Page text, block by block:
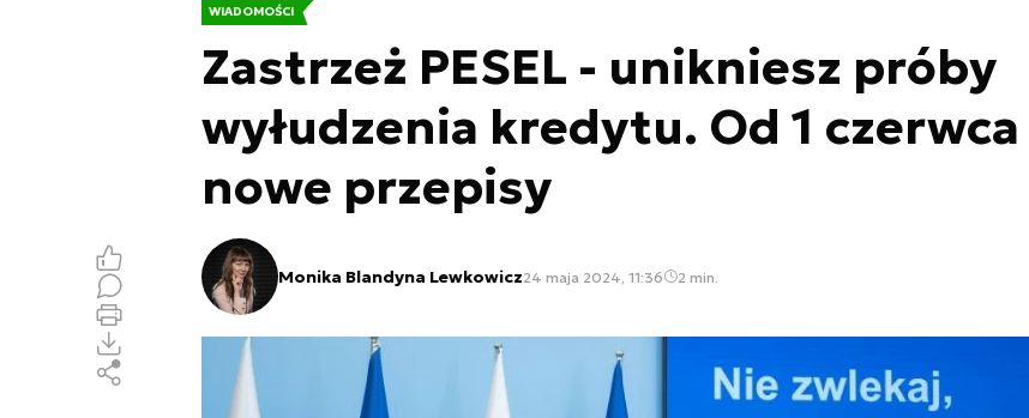
WIADOMOŚCI
Zastrzeż PESEL - unikniesz próby
wyłudzenia kredytu. Od 1 czerwca
nowe przepisy
Monika Blandyna Lewkowicz24 maja 2024, 11:36 2 min.